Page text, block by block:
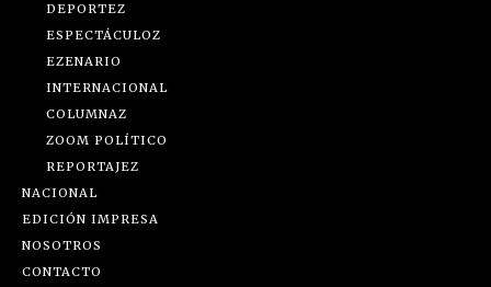
DEPORTEZ
ESPECTÁCULOZ
EZENARIO
INTERNACIONAL
COLUMNAZ
ZOOM POLÍTICO
REPORTAJEZ
NACIONAL
EDICIÓN IMPRESA
NOSOTROS
CONTACTO